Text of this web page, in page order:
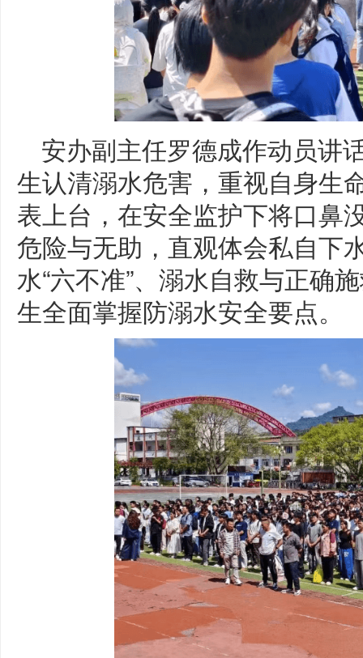
安办副主任罗德成作动员讲
生认清溺水危害，重视自身生
表上台，在安全监护下将口鼻
危险与无助，直观体会私自下
水“六不准”、溺水自救与正确
生全面掌握防溺水安全要点。